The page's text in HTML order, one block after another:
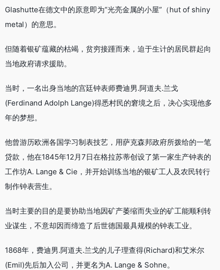
Glashutte在德文中的原意即为“光亮金属的小屋”（hut of shiny
metal）的意思。
但随着银矿蕴藏的枯竭，贫穷接踵而来，迫于生计的居民群起向
当地政府请求援助。
当时，一名出身当地的宫廷钟表师费迪男.阿道夫.兰戈
(Ferdinand Adolph Lange)得悉村民的窘境之后，决心实现他多
年的梦想。
他曾游历欧洲各国学习制表技艺，用萨克森邦政府所拨给的一笔
贷款，他在1845年12月7日在格拉苏蒂创设了第一家生产钟表的
工作坊A. Lange & Cie，并开始训练当地的银矿工人及农民转行
制作钟表营生。
当时主要的目的是要协助当地因矿产萎缩而失业的矿工能顺利转
业谋生，不意却因而缔造了后世德国最具规模的钟表工业。
1868年，费迪男.阿道夫.兰戈的儿子理查得(Richard)和艾米尔
(Emil)先后加入公司，并更名为A. Lange & Sohne。